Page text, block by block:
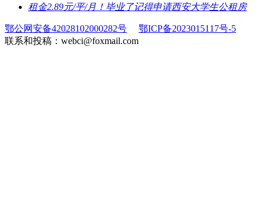
​租金2.89元/平/月！毕业了记得申请西安大学生公租房
鄂公网安备42028102000282号
鄂ICP备2023015117号-5
联系和投稿：webci@foxmail.com